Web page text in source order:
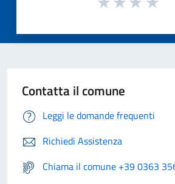
Contatta il comune
Leggi le domande frequenti
Richiedi Assistenza
Chiama il comune +39 0363